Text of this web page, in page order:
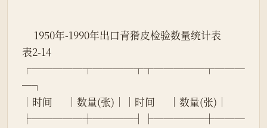
     1950年-1990年出口青猾皮检验数量统计表
表2-14
┌─────┬────┬┬─────┬───
─┐
│时间      │数量(张)││时间      │数量(张)│
├─────┼────┤├─────┼───